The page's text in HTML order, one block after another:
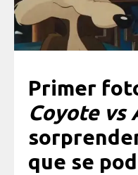
Primer
Coyote vs
que se